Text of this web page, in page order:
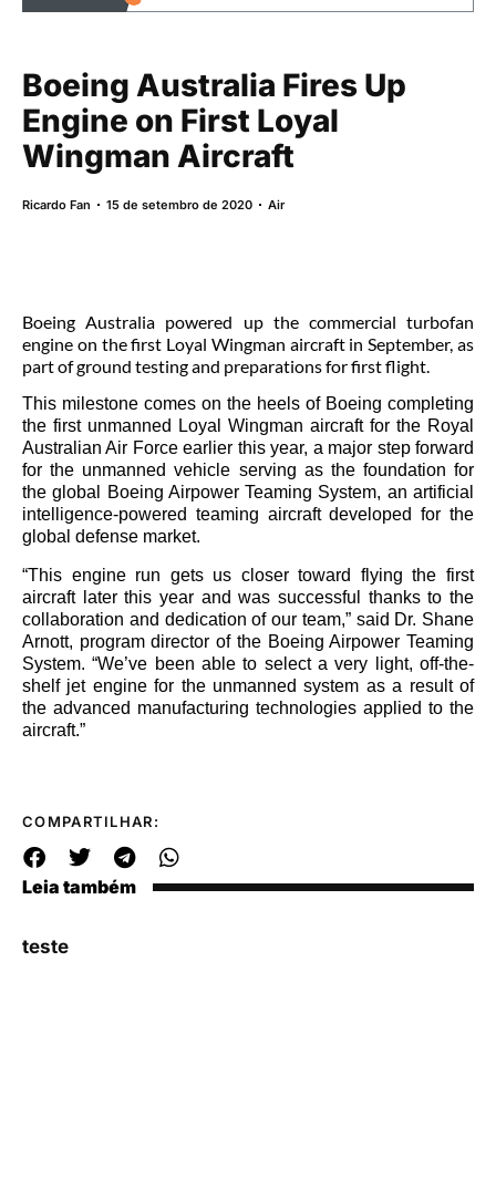
Boeing Australia Fires Up
Engine on First Loyal
Wingman Aircraft
Ricardo Fan 15 de setembro de 2020 Air
Boeing Australia powered up the commercial turbofan
engine on the first Loyal Wingman aircraft in September, as
part of ground testing and preparations for first flight.
This milestone comes on the heels of Boeing completing
the first unmanned Loyal Wingman aircraft for the Royal
Australian Air Force earlier this year, a major step forward
for the unmanned vehicle serving as the foundation for
the global Boeing Airpower Teaming System, an artificial
intelligence-powered teaming aircraft developed for the
global defense market.
“This engine run gets us closer toward flying the first
aircraft later this year and was successful thanks to the
collaboration and dedication of our team,” said Dr. Shane
Arnott, program director of the Boeing Airpower Teaming
System. “We’ve been able to select a very light, off-the-
shelf jet engine for the unmanned system as a result of
the advanced manufacturing technologies applied to the
aircraft.”
COMPARTILHAR:
Leia também
teste